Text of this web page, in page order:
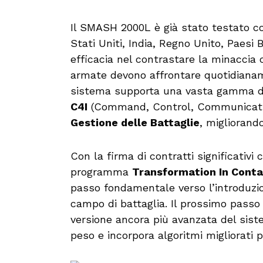
Il SMASH 2000L è già stato testato
Stati Uniti, India, Regno Unito,
efficacia nel contrastare la minaccia
armate devono affrontare
sistema supporta una vasta gamma
C4I (Command, Control,
Gestione delle Battaglie,
Con la firma di contratti significativi
programma Transformation In
passo fondamentale verso
campo di battaglia. Il prossimo
versione ancora più avanzata del
peso e incorpora algoritmi migliorati